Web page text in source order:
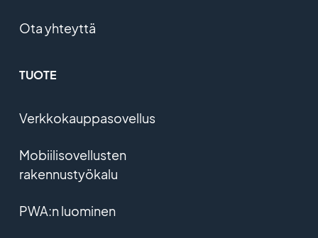
Ota yhteyttä
TUOTE
Verkkokauppasovellus
Mobiilisovellusten
rakennustyökalu
PWA:n luominen